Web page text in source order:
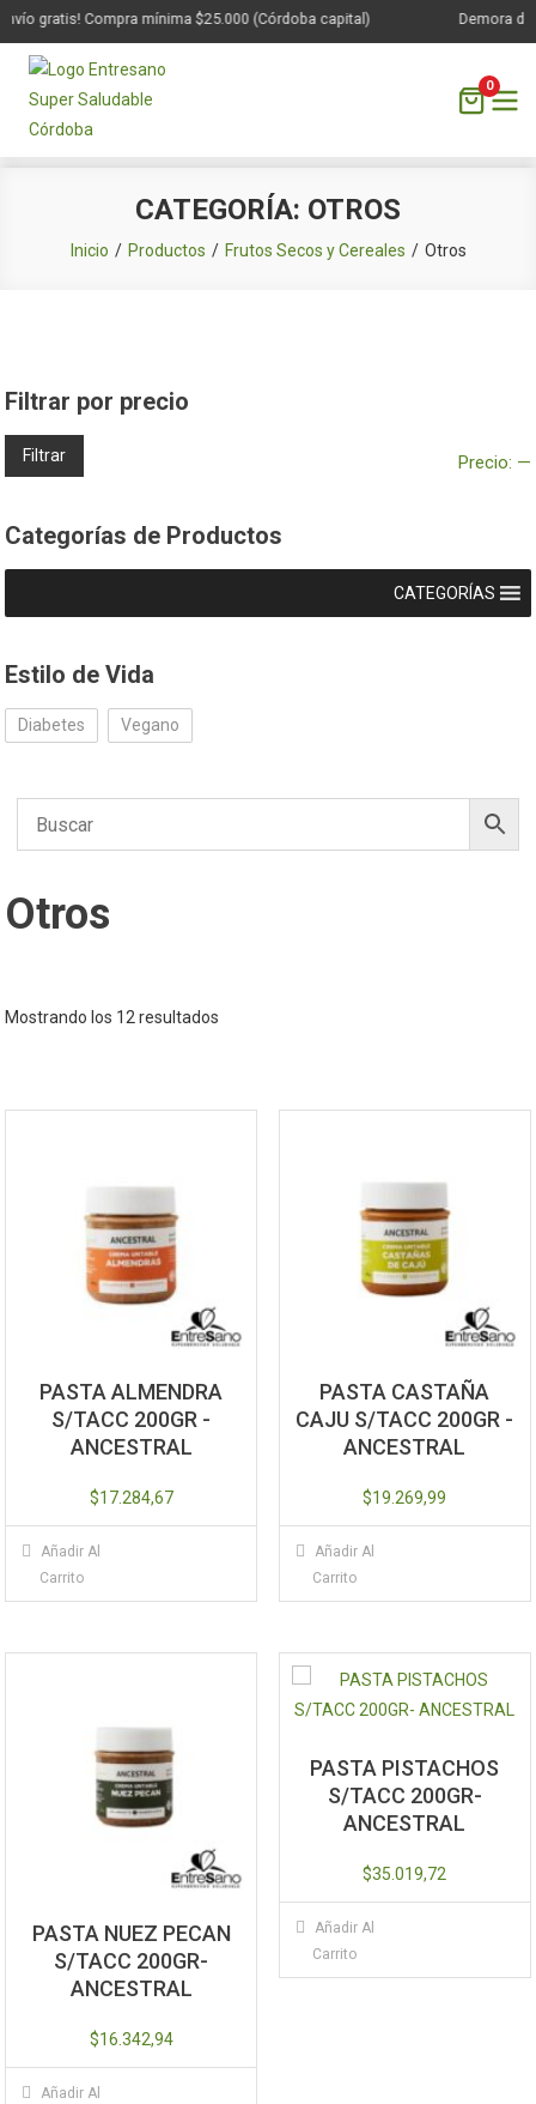
gratis! Compra mínima $25.000 (Córdoba capital) Demora de
contenido
0
CATEGORÍA: OTROS
Inicio Productos Frutos Secos y Cereales Otros
Otros
Mostrando los 12 resultados
PASTA ALMENDRA
S/TACC 200GR -
ANCESTRAL
$17.284,67
Añadir Al
Carrito
PASTA CASTAÑA
CAJU S/TACC 200GR -
ANCESTRAL
$19.269,99
Añadir Al
Carrito
PASTA NUEZ PECAN
S/TACC 200GR-
ANCESTRAL
$16.342,94
Añadir Al
PASTA PISTACHOS
S/TACC 200GR-
ANCESTRAL
$35.019,72
Añadir Al
Carrito
Filtrar por precio
Filtrar Precio: —
Categorías de Productos
CATEGORÍAS
Estilo de Vida
Diabetes Vegano